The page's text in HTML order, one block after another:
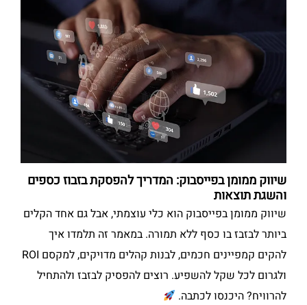
שיווק ממומן בפייסבוק: המדריך להפסקת בזבוז כספים
והשגת תוצאות
שיווק ממומן בפייסבוק הוא כלי עוצמתי, אבל גם אחד הקלים
ביותר לבזבז בו כסף ללא תמורה. במאמר זה תלמדו איך
להקים קמפיינים חכמים, לבנות קהלים מדויקים, למקסם ROI
ולגרום לכל שקל להשפיע. רוצים להפסיק לבזבז ולהתחיל
להרוויח? היכנסו לכתבה.